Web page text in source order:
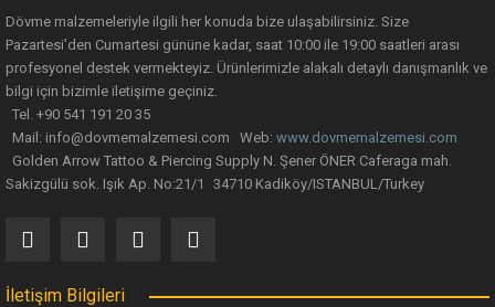
Gönder
143,07 TL
Dövme malzemeleriyle ilgili her konuda bize ulaşabilirsiniz. Size
Pazartesi’den Cumartesi gününe kadar, saat 10:00 ile 19:00 saatleri arası
profesyonel destek vermekteyiz. Ürünlerimizle alakalı detaylı danışmanlık ve
bilgi için bizimle iletişime geçiniz.
Tel. +90 541 191 20 35
Mail: info@dovmemalzemesi.com Web: www.dovmemalzemesi.com
Golden Arrow Tattoo & Piercing Supply N. Şener ÖNER Caferaga mah.
Sakizgülü sok. Işık Ap. No:21/1 34710 Kadiköy/ISTANBUL/Turkey
İletişim Bilgileri